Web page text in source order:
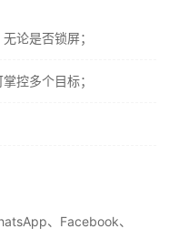
论是否锁屏；
控多个目标；
、Facebook、